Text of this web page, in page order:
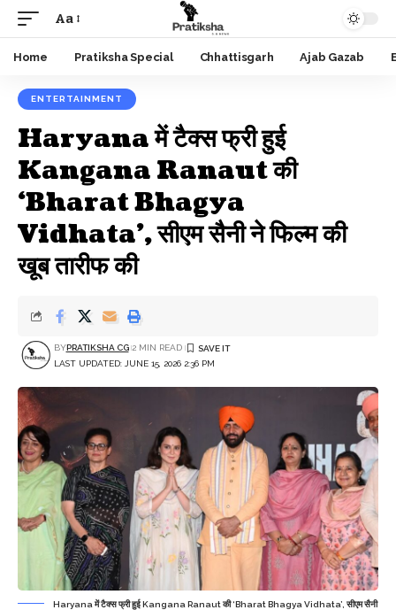
Font
Resizer
Aa
Home Pratiksha Special Chhattisgarh Ajab Gazab
ENTERTAINMENT
Haryana में टैक्स फ्री हुई
Kangana Ranaut की
‘Bharat Bhagya
Vidhata’, सीएम सैनी ने फिल्म की
खूब तारीफ की
LAST UPDATED: JUNE 15, 2026 2:36 PM
BYPRATIKSHA CG 2 MIN READ
Haryana में टैक्स फ्री हुई Kangana Ranaut की ‘Bharat Bhagya Vidhata’, सीएम सैनी